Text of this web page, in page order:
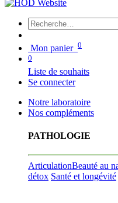
Mon panier 0
0
Liste de souhaits
Se connecter
Notre laboratoire
Nos compléments
PATHOLOGIE
ArticulationBeauté au
détox Santé et longévité